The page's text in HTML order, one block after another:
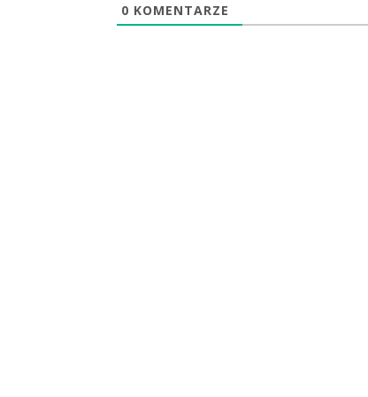
0 KOMENTARZE